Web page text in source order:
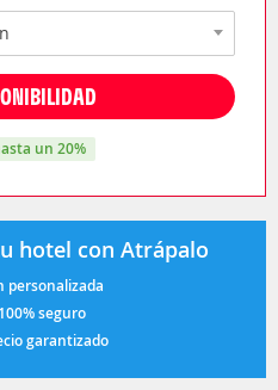
un 20%
hotel con Atrápalo
personalizada
seguro
garantizado